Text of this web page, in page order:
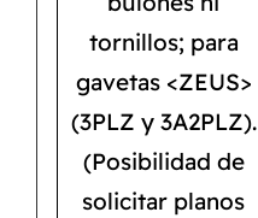
tornillos; para
gavetas <ZEUS>
(3PLZ y 3A2PLZ).
(Posibilidad de
solicitar planos